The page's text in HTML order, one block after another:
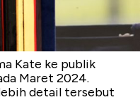
Kate ke publik
Maret 2024.
detail tersebut